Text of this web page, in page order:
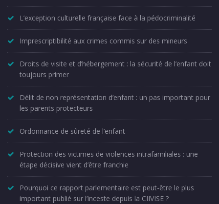
L’exception culturelle française face à la pédocriminalité
Imprescriptibilité aux crimes commis sur des mineurs
Droits de visite et d’hébergement : la sécurité de l’enfant doit
toujours primer
Délit de non représentation d’enfant : un pas important pour
les parents protecteurs
Ordonnance de sûreté de l’enfant
Protection des victimes de violences intrafamiliales : une
étape décisive vient d’être franchie
Pourquoi ce rapport parlementaire est peut-être le plus
important publié sur l’inceste depuis la CIIVISE ?